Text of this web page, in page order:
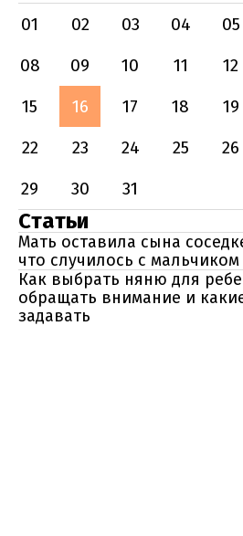
01
02 03 04 05
08
09 10 11 12
15
16 17 18 19
22
23 24 25 26
29
30 31
Статьи
Мать оставила сына
что случилось с мальчиком
Как выбрать няню для
обращать внимание и
задавать